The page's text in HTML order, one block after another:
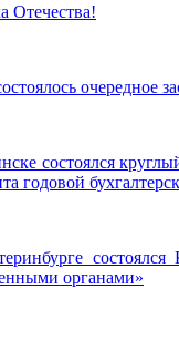
Отечества!
состоялся
годовой
органами»